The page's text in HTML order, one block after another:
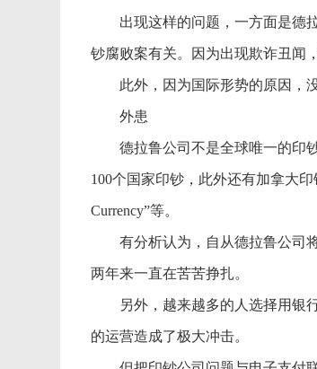
出现这样的问题，一方面是德拉
钞腐败案有关。因为出现欺诈丑闻
此外，因为国际形势的原因，没
外患
德拉鲁公司不是全球唯一的印钞
100个国家印钞，此外还有加拿大印
Currency”等。
有分析认为，自从德拉鲁公司将
两年来一直在苦苦挣扎。
另外，越来越多的人选择用银行
的运营造成了极大冲击。